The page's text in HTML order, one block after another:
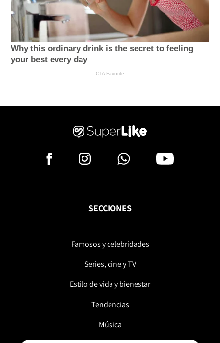
SECCIONES
Famosos y celebridades
Series, cine y TV
Estilo de vida y bienestar
Tendencias
Música